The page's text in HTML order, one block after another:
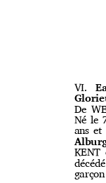
VI.
De
Né le
ans